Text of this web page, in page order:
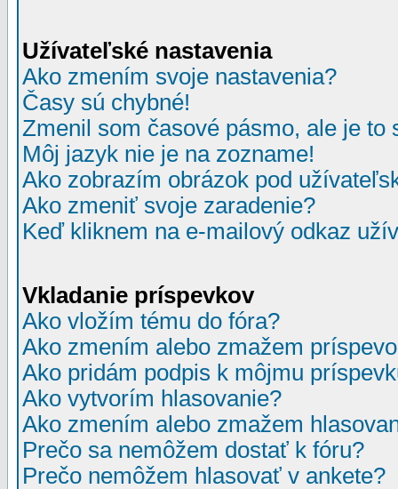
Užívateľské nastavenia
Ako zmením svoje nastavenia?
Časy sú chybné!
Zmenil som časové pásmo, ale je to
Môj jazyk nie je na zozname!
Ako zobrazím obrázok pod
Ako zmeniť svoje zaradenie?
Keď kliknem na e-mailový odkaz
Vkladanie príspevkov
Ako vložím tému do fóra?
Ako zmením alebo zmažem
Ako pridám podpis k môjmu
Ako vytvorím hlasovanie?
Ako zmením alebo zmažem
Prečo sa nemôžem dostať k fóru?
Prečo nemôžem hlasovať v ankete?